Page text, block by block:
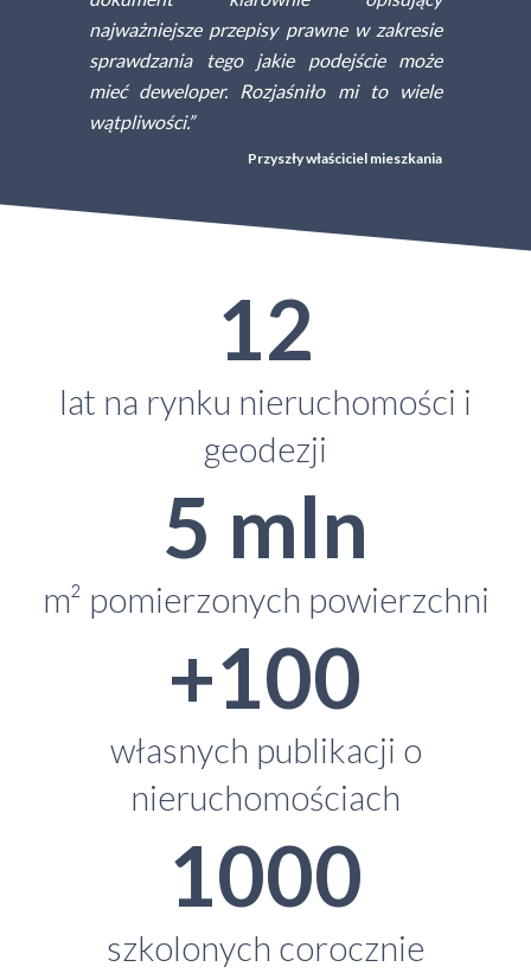
najważniejsze przepisy prawne w zakresie
sprawdzania tego jakie podejście może
mieć deweloper. Rozjaśniło mi to wiele
wątpliwości.”
Przyszły właściciel mieszkania
12
lat na rynku nieruchomości i
geodezji
5 mln
m² pomierzonych powierzchni
+100
własnych publikacji o
nieruchomościach
1000
szkolonych corocznie